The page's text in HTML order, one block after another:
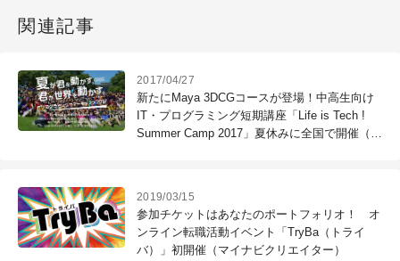
関連記事
2017/04/27
新たにMaya 3DCGコースが登場！中高生向け
IT・プログラミング短期講座「Life is Tech !
Summer Camp 2017」夏休みに全国で開催（ラ
2019/03/15
参加チケットはあなたのポートフォリオ！ オ
ンライン転職活動イベント「TryBa（トライ
バ）」初開催（マイナビクリエイター）